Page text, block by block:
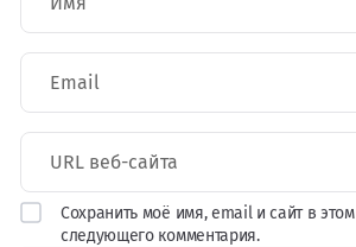
Сохранить моё имя, email и сайт в
следующего комментария.